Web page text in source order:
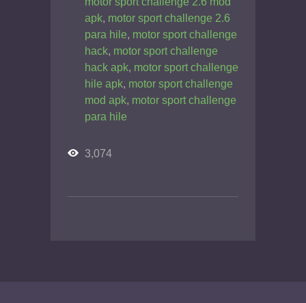
apk, motor sport challenge 2.6
para hile, motor sport challenge
hack, motor sport challenge
hack apk, motor sport challenge
hile apk, motor sport challenge
mod apk, motor sport challenge
para hile
3,074